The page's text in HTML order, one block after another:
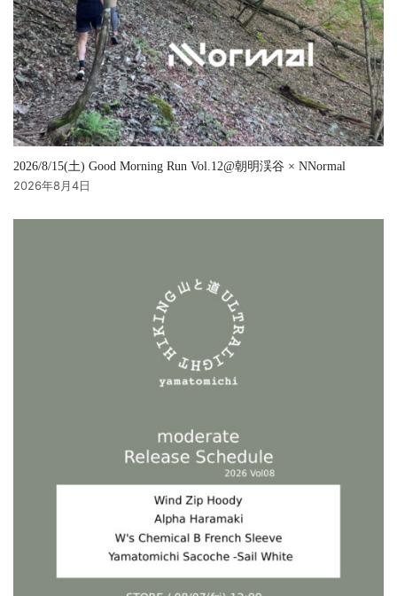
2026/8/15(土) Good Morning Run Vol.12@朝明渓谷 × NNormal
2026年8月4日